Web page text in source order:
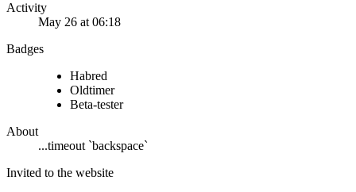
Activity
May 26 at 06:18
Badges
Habred
Oldtimer
Beta-tester
About
...timeout `backspace`
Invited to the website